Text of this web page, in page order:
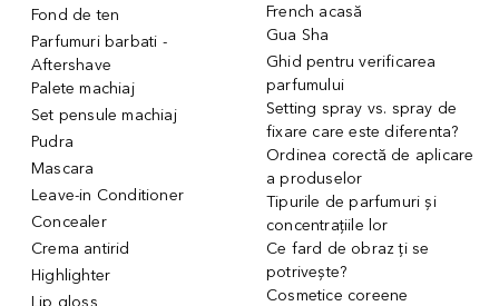
Fond de ten
Parfumuri barbati -
Aftershave
Palete machiaj
Set pensule machiaj
Pudra
Mascara
Leave-in Conditioner
Concealer
Crema antirid
Highlighter
Lip gloss
French acasă
Gua Sha
Ghid pentru verificarea
parfumului
Setting spray vs. spray de
fixare care este diferenta?
Ordinea corectă de aplicare
a produselor
Tipurile de parfumuri și
concentrațiile lor
Ce fard de obraz ți se
potrivește?
Cosmetice coreene